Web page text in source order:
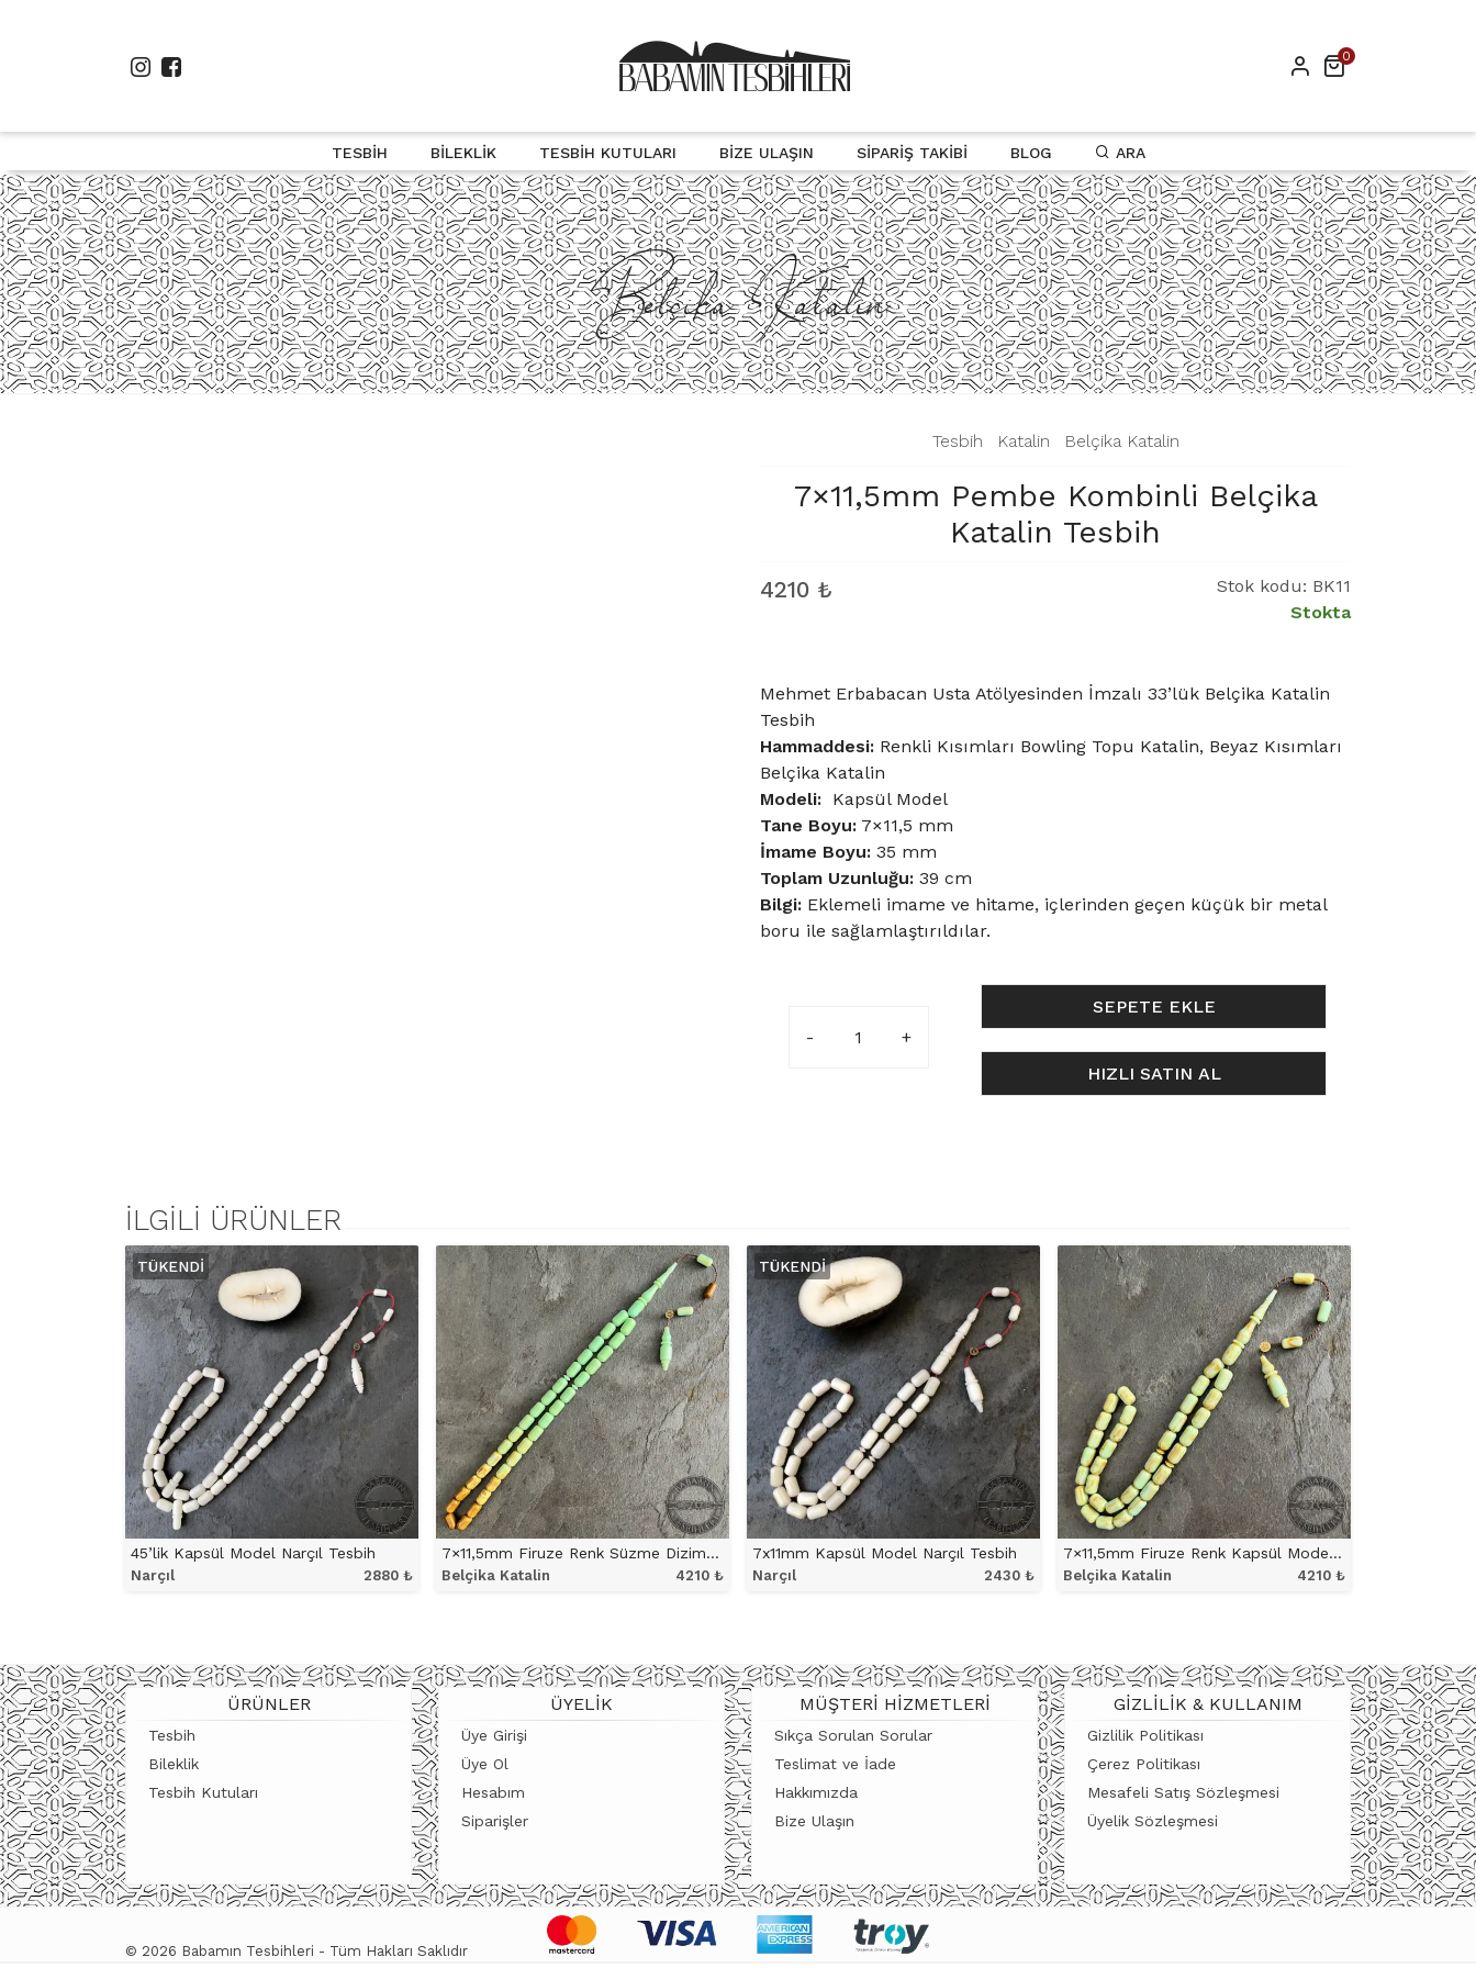
0
TESBIH BILEKLIK TESBIH KUTULARI BIZE ULAŞIN SIPARIŞ TAKIBI BLOG ARA
Belçika Katalin
Tesbih Katalin Belçika Katalin
7×11,5mm Pembe Kombinli Belçika
Katalin Tesbih
4210 ₺ Stok kodu: BK11
Stokta
Mehmet Erbabacan Usta Atölyesinden İmzalı 33’lük Belçika Katalin
Tesbih
Hammaddesi: Renkli Kısımları Bowling Topu Katalin, Beyaz Kısımları
Belçika Katalin
Modeli: Kapsül Model
Tane Boyu: 7×11,5 mm
İmame Boyu: 35 mm
Toplam Uzunluğu: 39 cm
Bilgi: Eklemeli imame ve hitame, içlerinden geçen küçük bir metal
boru ile sağlamlaştırıldılar.
Pembe
SEPETE EKLE
HIZLI SATIN AL
İLGILI ÜRÜNLER
TÜKENDI
45’lik Kapsül Model Narçıl Tesbih
Narçıl 2880 ₺
7×11,5mm Firuze Renk Süzme Dizim Belçika Katalin Tesbih
Belçika Katalin 4210 ₺
TÜKENDI
7x11mm Kapsül Model Narçıl Tesbih
Narçıl 2430 ₺
7×11,5mm Firuze Renk Kapsül Model Belçika Katalin Tesbih
Belçika Katalin 4210 ₺
ÜRÜNLER
Tesbih
Bileklik
Tesbih Kutuları
ÜYELIK
Üye Girişi
Üye Ol
Hesabım
Siparişler
MÜŞTERI HIZMETLERI
Sıkça Sorulan Sorular
Teslimat ve İade
Hakkımızda
Bize Ulaşın
GIZLILIK & KULLANIM
Gizlilik Politikası
Çerez Politikası
Mesafeli Satış Sözleşmesi
Üyelik Sözleşmesi
© 2026 Babamın Tesbihleri - Tüm Hakları Saklıdır